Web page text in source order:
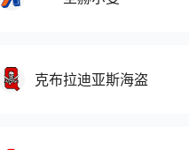
克布拉迪亚斯海盗